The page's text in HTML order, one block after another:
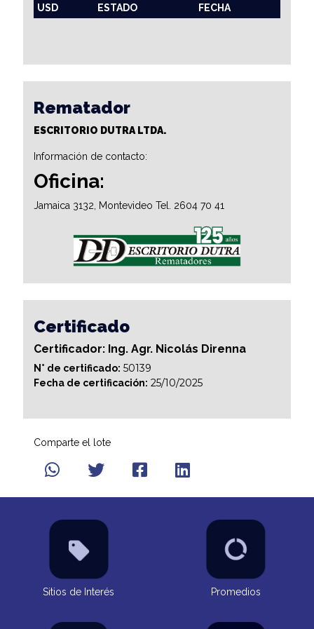
USD ESTADO FECHA
Rematador
ESCRITORIO DUTRA LTDA.
Información de contacto:
Oficina:
Jamaica 3132, Montevideo Tel. 2604 70 41
Certificado
Certificador: Ing. Agr. Nicolás Direnna
N° de certificado: 50139
Fecha de certificación: 25/10/2025
Comparte el lote
Sitios de Interés Promedios